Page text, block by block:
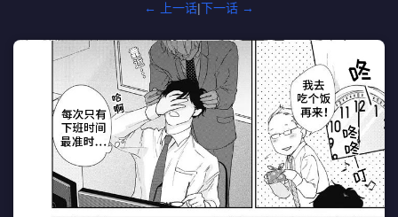
← 上一话|下一话 →